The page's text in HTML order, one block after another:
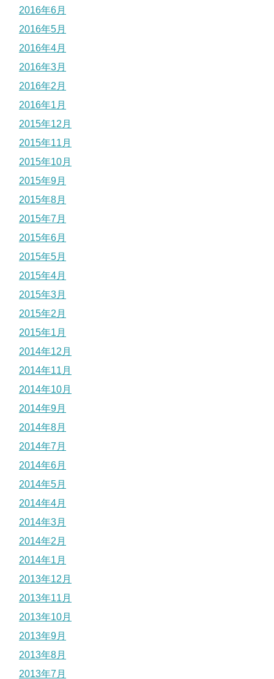
2016年6月
2016年5月
2016年4月
2016年3月
2016年2月
2016年1月
2015年12月
2015年11月
2015年10月
2015年9月
2015年8月
2015年7月
2015年6月
2015年5月
2015年4月
2015年3月
2015年2月
2015年1月
2014年12月
2014年11月
2014年10月
2014年9月
2014年8月
2014年7月
2014年6月
2014年5月
2014年4月
2014年3月
2014年2月
2014年1月
2013年12月
2013年11月
2013年10月
2013年9月
2013年8月
2013年7月